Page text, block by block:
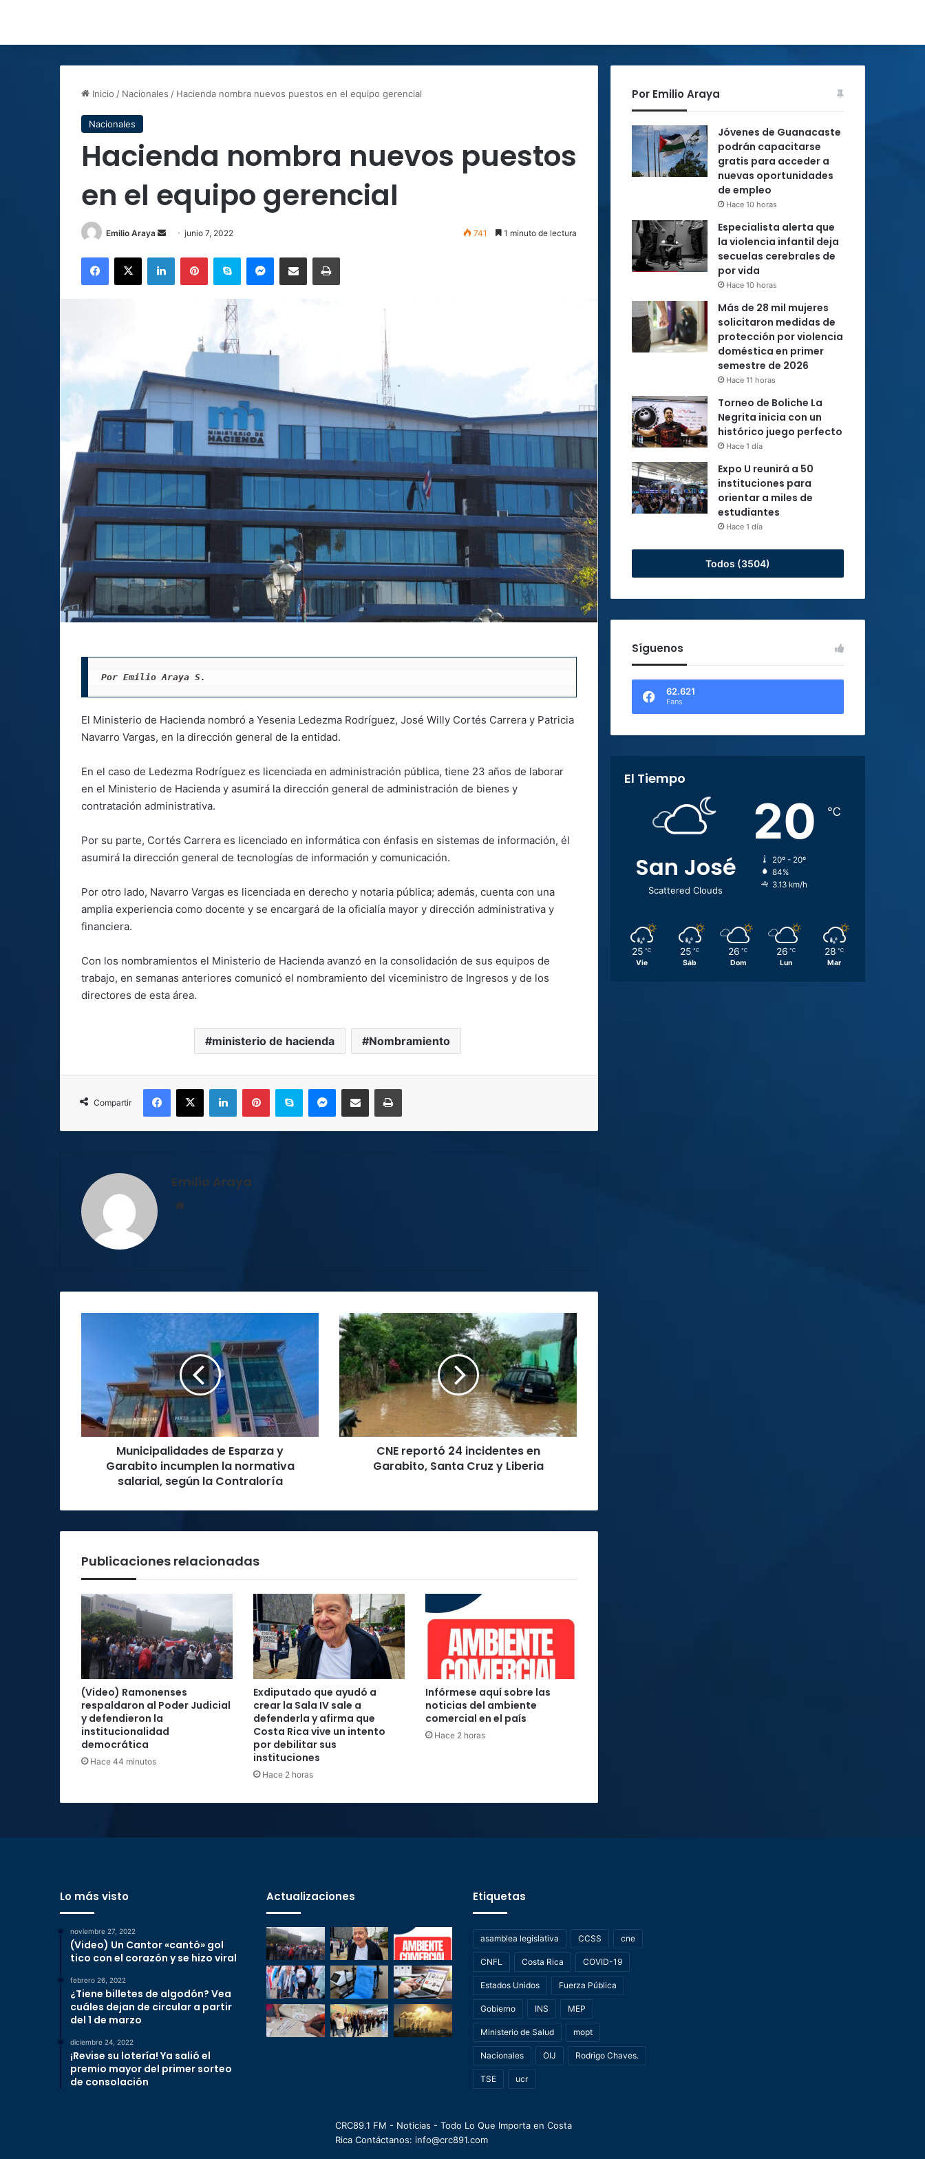
Inicio / Nacionales / Hacienda nombra nuevos puestos en el equipo gerencial
Nacionales
Hacienda nombra nuevos puestos
en el equipo gerencial
Emilio Araya
Sendjunio 7, 2022 741 1 minuto de lectura
Facebook
X LinkedInPinterestSkype MessengerCompartir por correo electrónicoImprimir
Por Emilio Araya S.
El Ministerio de Hacienda nombró a Yesenia Ledezma Rodríguez, José Willy Cortés Carrera y Patricia
Navarro Vargas, en la dirección general de la entidad.
En el caso de Ledezma Rodríguez es licenciada en administración pública, tiene 23 años de laborar
en el Ministerio de Hacienda y asumirá la dirección general de administración de bienes y
contratación administrativa.
Por su parte, Cortés Carrera es licenciado en informática con énfasis en sistemas de información, él
asumirá la dirección general de tecnologías de información y comunicación.
Por otro lado, Navarro Vargas es licenciada en derecho y notaria pública; además, cuenta con una
amplia experiencia como docente y se encargará de la oficialía mayor y dirección administrativa y
financiera.
Con los nombramientos el Ministerio de Hacienda avanzó en la consolidación de sus equipos de
trabajo, en semanas anteriores comunicó el nombramiento del viceministro de Ingresos y de los
directores de esta área.
ministerio de hacienda Nombramiento
Compartir
Facebook
X LinkedInPinterestSkype MessengerCompartir por correo electrónicoImprimir
Emilio Araya
incumplen
normativa
salarial,
Contraloría
Municipalidades de Esparza y
Garabito incumplen la normativa
salarial, según la Contraloría
CNE
reportó
24
incidentes
en
Garabito,
Santa
Cruz
y
CNE reportó 24 incidentes en
Garabito, Santa Cruz y Liberia
Publicaciones relacionadas
(Video) Ramonenses
respaldaron al Poder Judicial
y defendieron la
institucionalidad
democrática
Hace 44 minutos
Exdiputado que ayudó a
crear la Sala IV sale a
defenderla y afirma que
Costa Rica vive un intento
por debilitar sus
instituciones
Hace 2 horas
Infórmese aquí sobre las
noticias del ambiente
comercial en el país
Hace 2 horas
Por Emilio Araya
Jóvenes de Guanacaste
podrán capacitarse
gratis para acceder a
nuevas oportunidades
de empleo
Hace 10 horas
Especialista alerta que
la violencia infantil deja
secuelas cerebrales de
por vida
Hace 10 horas
Más de 28 mil mujeres
solicitaron medidas de
protección por violencia
doméstica en primer
semestre de 2026
Hace 11 horas
Torneo de Boliche La
Negrita inicia con un
histórico juego perfecto
Hace 1 día
Expo U reunirá a 50
instituciones para
orientar a miles de
estudiantes
Hace 1 día
Todos (3504)
Síguenos
62.621
Fans
El Tiempo
San José
Scattered Clouds
20 ℃
20º - 20º
84%
3.13 km/h
25 ℃
Vie
25 ℃
Sáb
26 ℃
Dom
26 ℃
Lun
28 ℃
Mar
Lo más visto
noviembre 27, 2022
(Video) Un Cantor «cantó» gol
tico con el corazón y se hizo viral
febrero 26, 2022
¿Tiene billetes de algodón? Vea
cuáles dejan de circular a partir
del 1 de marzo
diciembre 24, 2022
¡Revise su lotería! Ya salió el
premio mayor del primer sorteo
de consolación
Actualizaciones Etiquetas
asamblea legislativa CCSS cne
CNFL Costa Rica COVID-19
Estados Unidos Fuerza Pública
Gobierno INS MEP
Ministerio de Salud mopt
Nacionales OIJ Rodrigo Chaves.
TSE ucr
CRC89.1 FM - Noticias - Todo Lo Que Importa en Costa
Rica Contáctanos: info@crc891.com